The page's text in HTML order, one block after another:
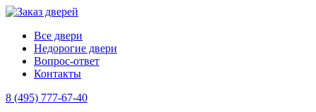
Все двери
Недорогие двери
Вопрос-ответ
Контакты
8 (495) 777-67-40